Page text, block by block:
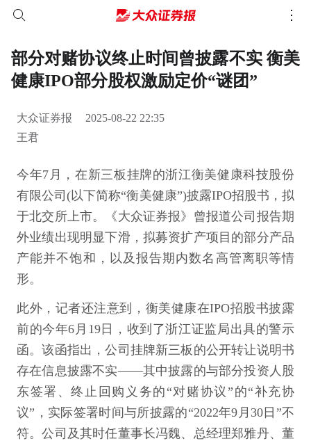
部分对赌协议终止时间曾披露不实 衡美
健康IPO部分股权激励定价“谜团”
大众证券报
2025-08-22 22:35
王君
今年7月，在新三板挂牌的浙江衡美健康科技股份
有限公司(以下简称“衡美健康”)披露IPO招股书，拟
于北交所上市。《大众证券报》曾报道公司报告期
外业绩出现明显下滑，拟募资扩产项目的部分产品
产能并不饱和，以及报告期内数名高管离职等情
形。
此外，记者还注意到，衡美健康在IPO招股书披露
前的今年6月19日，收到了浙江证监局出具的警示
函。该函指出，公司挂牌新三板的公开转让说明书
存在信息披露不实——其中披露的与部分投资人股
东签署、终止回购义务的“对赌协议”的“补充协
议”，实际签署时间与所披露的“2022年9月30日”不
符。公司及其时任董事长冯魏、总经理郑雅丹、董